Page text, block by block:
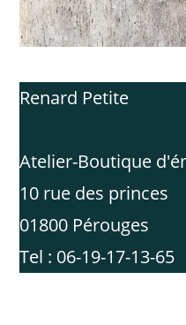
Renard Petite
Atelier-Boutique
10 rue des princes
01800 Pérouges
Tel : 06-19-17-13-65